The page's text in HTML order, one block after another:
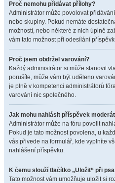
Proč nemohu přidávat přílohy?
Administrátor může povolovat
nebo skupiny. Pokud nemáte
možností, nebo některé z nich úplně
vám tato možnost při odesílání
Proč jsem obdržel varování?
Každý administrátor si může stanovit
porušíte, může vám být uděleno
je plně v kompetenci administrátorů
varování nic společného.
Jak mohu nahlásit příspěvek
Administrátor může na fóru povolit
Pokud je tato možnost povolena, u
vás přivede na formulář, kde vyplníte
nahlášení příspěvku.
K čemu slouží tlačítko „Uložit“ při
Tato možnost vám umožňuje uložit si